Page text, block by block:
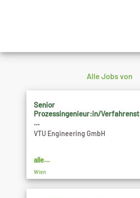
Alle Jobs von
Senior
Prozessingenieur:in/
...
VTU Engineering GmbH
alle...
Wien